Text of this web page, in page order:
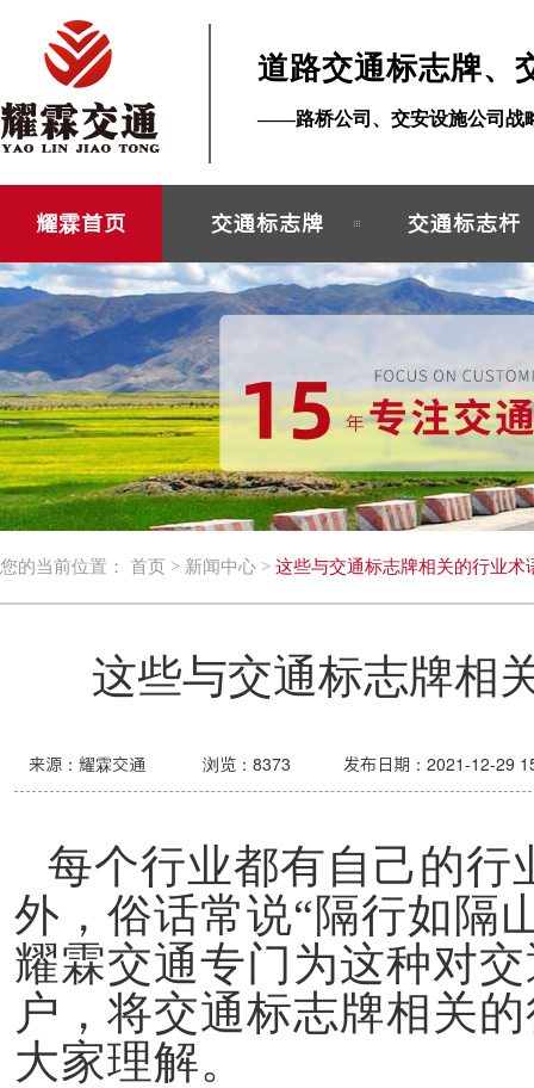
道路交通标志牌、
——路桥公司、交安设施公司战
耀霖首页 交通标志牌 交通标志杆
您的当前位置： 首页 > 新闻中心 > 这些与交通标志牌相关的行业术
这些与交通标志牌相
来源：耀霖交通 浏览： 8373 发布日期：2021-12-29
每个行业都有自己的行
外，俗话常说“隔行如隔
耀霖交通专门为这种对
户，将交通标志牌相关
大家理解。